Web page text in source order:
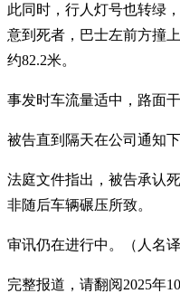
此同时，行人灯号也转绿
意到死者，巴士左前方撞
约82.2米。
事发时车流量适中，路面
被告直到隔天在公司通知
法庭文件指出，被告承认
非随后车辆碾压所致。
审讯仍在进行中。（人名译
完整报道，请翻阅2025年